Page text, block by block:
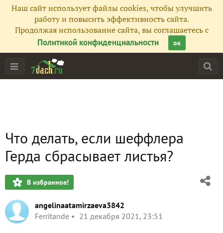
Наш сайт использует файлы cookies, чтобы улучшить
работу и повысить эффективность сайта.
Продолжая использование сайта, вы соглашаетесь с
Политикой конфиденциальности
ок
Что делать, если шеффлера
Герда сбрасывает листья?
В избранное!
angelinaatamirzaeva3842
Ferritande
21 декабря 2021, 23:51